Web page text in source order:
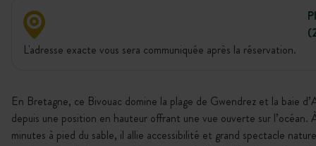
L'adresse exacte vous sera communiquée après la réservation.
En Bretagne, ce Bivouac domine la plage de Gwendrez et la baie
depuis une position en hauteur offrant une vue ouverte sur l’océan.
minutes à pied du sable, il allie accessibilité et grand spectacle